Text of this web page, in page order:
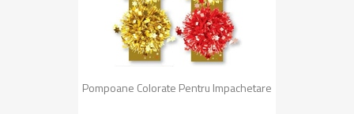
Pompoane Colorate Pentru Impachetare